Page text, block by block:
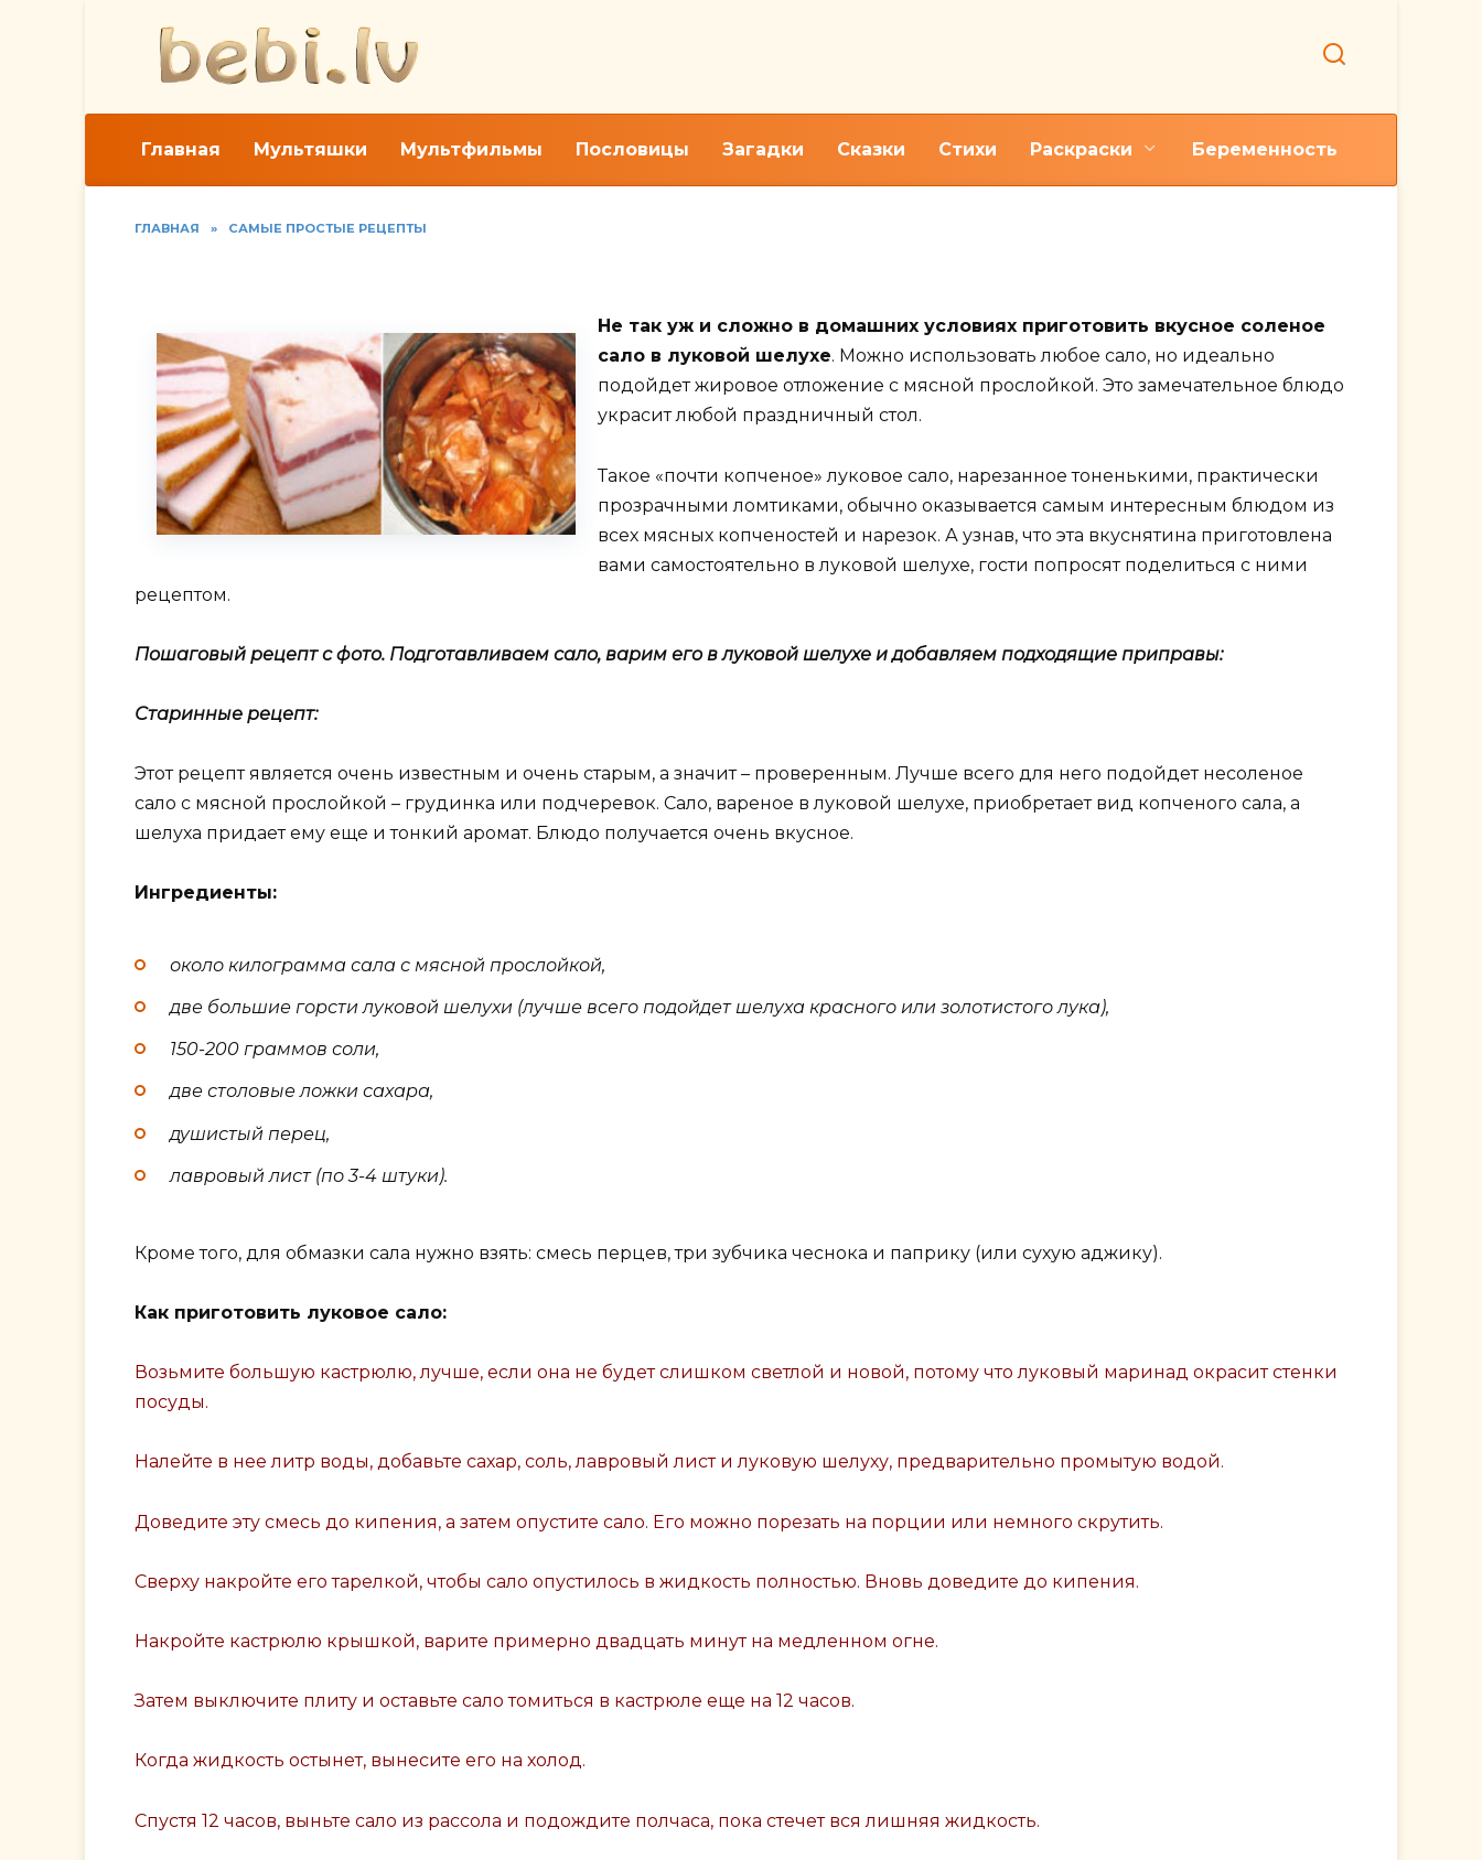
Главная Мультяшки Мультфильмы Пословицы Загадки Сказки Стихи Раскраски Беременность
ГЛАВНАЯ » САМЫЕ ПРОСТЫЕ РЕЦЕПТЫ
Не так уж и сложно в домашних условиях приготовить вкусное соленое
сало в луковой шелухе. Можно использовать любое сало, но идеально
подойдет жировое отложение с мясной прослойкой. Это замечательное блюдо
украсит любой праздничный стол.
Такое «почти копченое» луковое сало, нарезанное тоненькими, практически
прозрачными ломтиками, обычно оказывается самым интересным блюдом из
всех мясных копченостей и нарезок. А узнав, что эта вкуснятина приготовлена
вами самостоятельно в луковой шелухе, гости попросят поделиться с ними
рецептом.
Пошаговый рецепт с фото. Подготавливаем сало, варим его в луковой шелухе и добавляем подходящие приправы:
Старинные рецепт:
Этот рецепт является очень известным и очень старым, а значит – проверенным. Лучше всего для него подойдет несоленое
сало с мясной прослойкой – грудинка или подчеревок. Сало, вареное в луковой шелухе, приобретает вид копченого сала, а
шелуха придает ему еще и тонкий аромат. Блюдо получается очень вкусное.
Ингредиенты:
около килограмма сала с мясной прослойкой,
две большие горсти луковой шелухи (лучше всего подойдет шелуха красного или золотистого лука),
150-200 граммов соли,
две столовые ложки сахара,
душистый перец,
лавровый лист (по 3-4 штуки).
Кроме того, для обмазки сала нужно взять: смесь перцев, три зубчика чеснока и паприку (или сухую аджику).
Как приготовить луковое сало:
Возьмите большую кастрюлю, лучше, если она не будет слишком светлой и новой, потому что луковый маринад окрасит стенки
посуды.
Налейте в нее литр воды, добавьте сахар, соль, лавровый лист и луковую шелуху, предварительно промытую водой.
Доведите эту смесь до кипения, а затем опустите сало. Его можно порезать на порции или немного скрутить.
Сверху накройте его тарелкой, чтобы сало опустилось в жидкость полностью. Вновь доведите до кипения.
Накройте кастрюлю крышкой, варите примерно двадцать минут на медленном огне.
Затем выключите плиту и оставьте сало томиться в кастрюле еще на 12 часов.
Когда жидкость остынет, вынесите его на холод.
Спустя 12 часов, выньте сало из рассола и подождите полчаса, пока стечет вся лишняя жидкость.